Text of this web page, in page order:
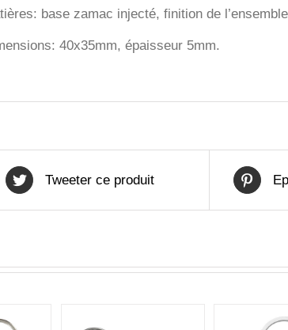
base zamac injecté, finition de
40x35mm, épaisseur 5mm.
Tweeter ce produit